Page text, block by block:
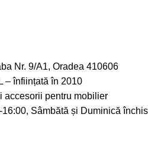
Nr. 9/A1, Oradea 410606
– înființată în 2010
accesorii pentru mobilier
16:00, Sâmbătă și Duminică închis